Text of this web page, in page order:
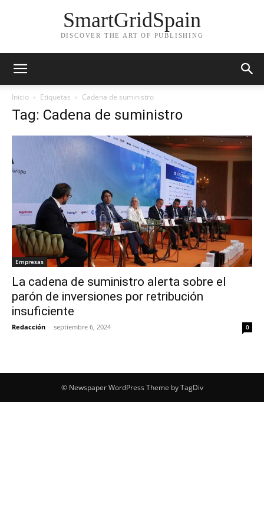
SmartGridSpain
DISCOVER THE ART OF PUBLISHING
Inicio Etiquetas Cadena de suministro
Tag: Cadena de suministro
Empresas
La cadena de suministro alerta sobre el
parón de inversiones por retribución
insuficiente
Redacción - septiembre 6, 2024 0
© Newspaper WordPress Theme by TagDiv